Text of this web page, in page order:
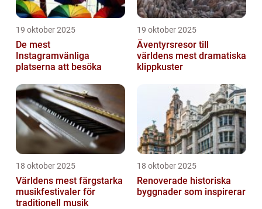
19 oktober 2025
De mest
Instagramvänliga
platserna att besöka
19 oktober 2025
Äventyrsresor till
världens mest dramatiska
klippkuster
18 oktober 2025
Världens mest färgstarka
musikfestivaler för
traditionell musik
18 oktober 2025
Renoverade historiska
byggnader som inspirerar